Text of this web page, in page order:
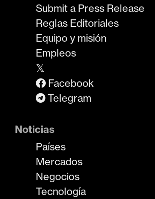
Submit a Press Release
Reglas Editoriales
Equipo y misión
Empleos
𝕏
Facebook
Telegram
Noticias
Países
Mercados
Negocios
Tecnología